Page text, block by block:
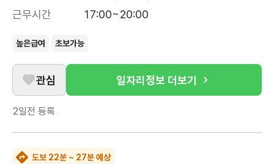
근무시간
17:00~20:00
높은급여 초보가능
관심 일자리정보 더보기
2일전 등록
도보 22분 ~ 27분 예상